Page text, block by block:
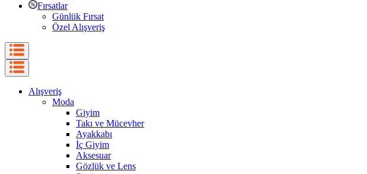
Fırsatlar
Günlük Fırsat
Özel Alışveriş
Alışveriş
Moda
Giyim
Takı ve Mücevher
Ayakkabı
İç Giyim
Aksesuar
Gözlük ve Lens